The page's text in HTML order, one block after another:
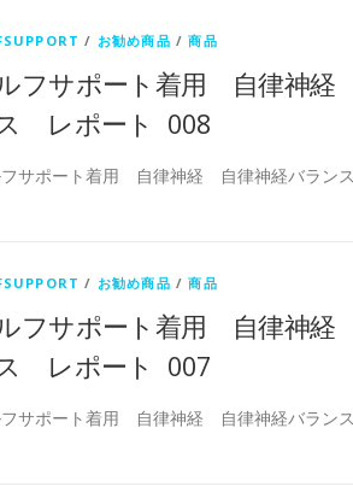
/ お勧め商品 /商品
フサポート着用 自律神経
レポート 008
フサポート着用 自律神経 自律神経バラ
/ お勧め商品 /商品
フサポート着用 自律神経
レポート 007
フサポート着用 自律神経 自律神経バラ